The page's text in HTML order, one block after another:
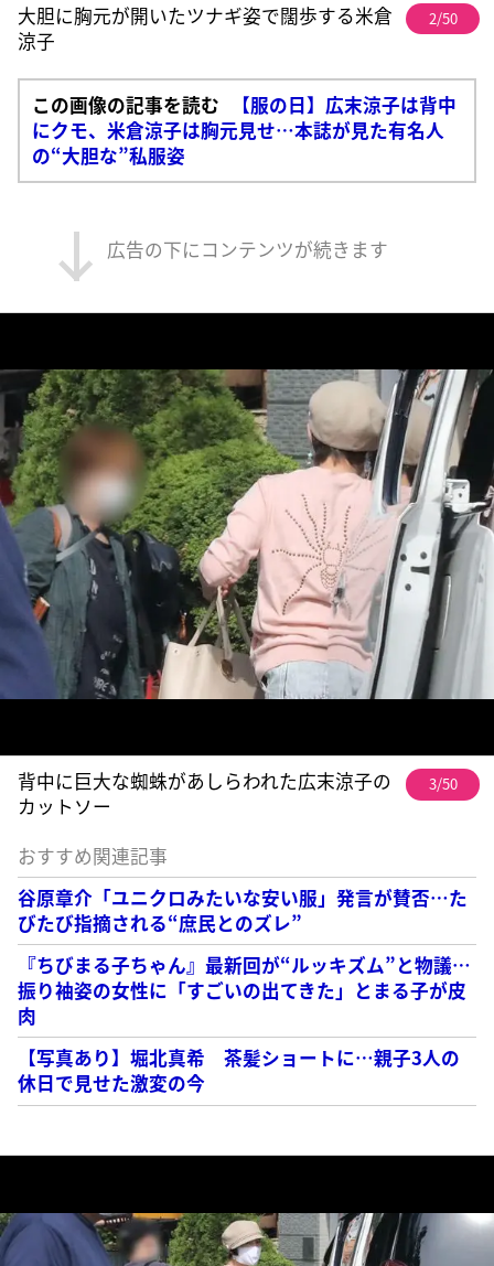
大胆に胸元が開いたツナギ姿で闊歩する米倉
涼子
2/50
この画像の記事を読む
【服の日】広末涼子は背中
にクモ、米倉涼子は胸元見せ…本誌が見た有名人
の“大胆な”私服姿
広告の下にコンテンツが続きます
背中に巨大な蜘蛛があしらわれた広末涼子の
カットソー
3/50
おすすめ関連記事
谷原章介「ユニクロみたいな安い服」発言が賛否…た
びたび指摘される“庶民とのズレ”
『ちびまる子ちゃん』最新回が“ルッキズム”と物議…
振り袖姿の女性に「すごいの出てきた」とまる子が皮
肉
【写真あり】堀北真希 茶髪ショートに…親子3人の
休日で見せた激変の今